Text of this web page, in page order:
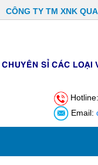
CÔNG TY TM XNK
CHUYÊN SỈ CÁC LOẠI
Hotline:
Email: